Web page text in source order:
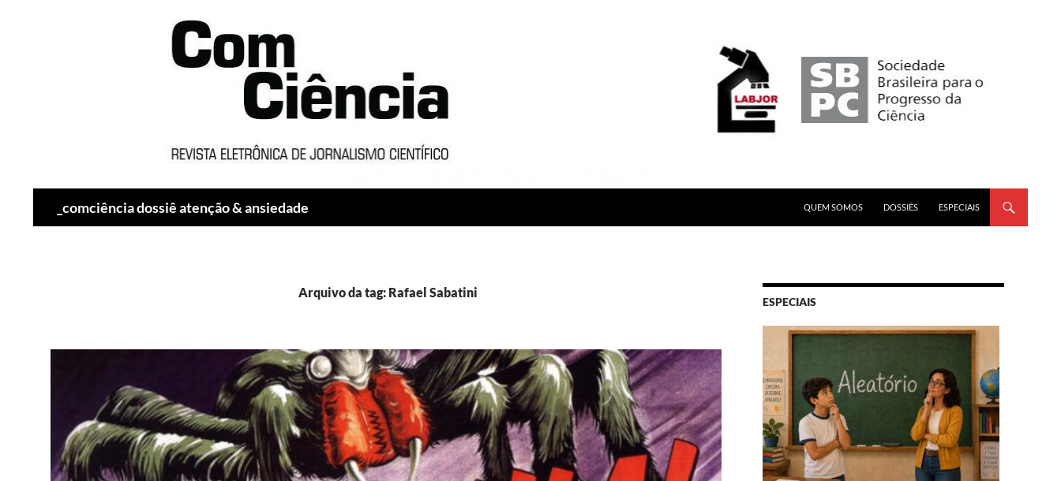
_comciência dossiê atenção & ansiedade
QUEM SOMOS
DOSSIÊS ESPECIAIS
Arquivo da tag: Rafael Sabatini
ESPECIAIS